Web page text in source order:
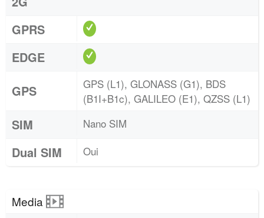
GPRS
EDGE
GPS
GPS (L1), GLONASS (G1), BDS
(B1I+B1c), GALILEO (E1), QZSS (L1)
SIM Nano SIM
Dual SIM Oui
Media